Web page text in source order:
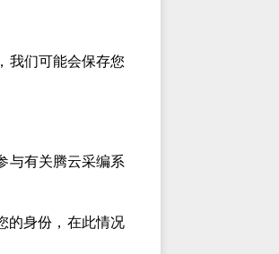
我们可能会保存您
与有关腾云采编系
的身份，在此情况